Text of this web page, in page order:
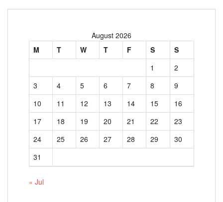
August 2026
M
T W T F S
S
1
2
3
4 5 6 7 8
9
10
11 12 13 14 15
16
17
18 19 20 21 22
23
24
25 26 27 28 29
30
31
« Jul